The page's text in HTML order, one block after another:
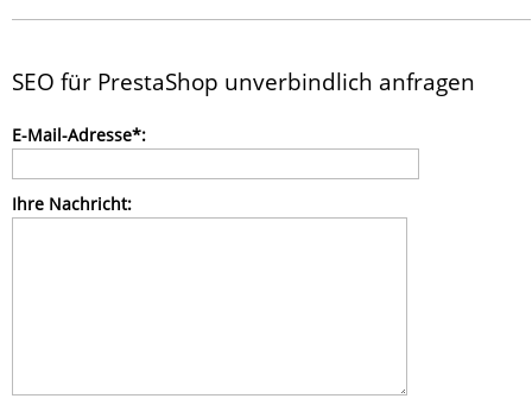
SEO für PrestaShop unverbindlich anfragen
lasse
dieses
Feld
E-Mail-Adresse*:
Ihre Nachricht: